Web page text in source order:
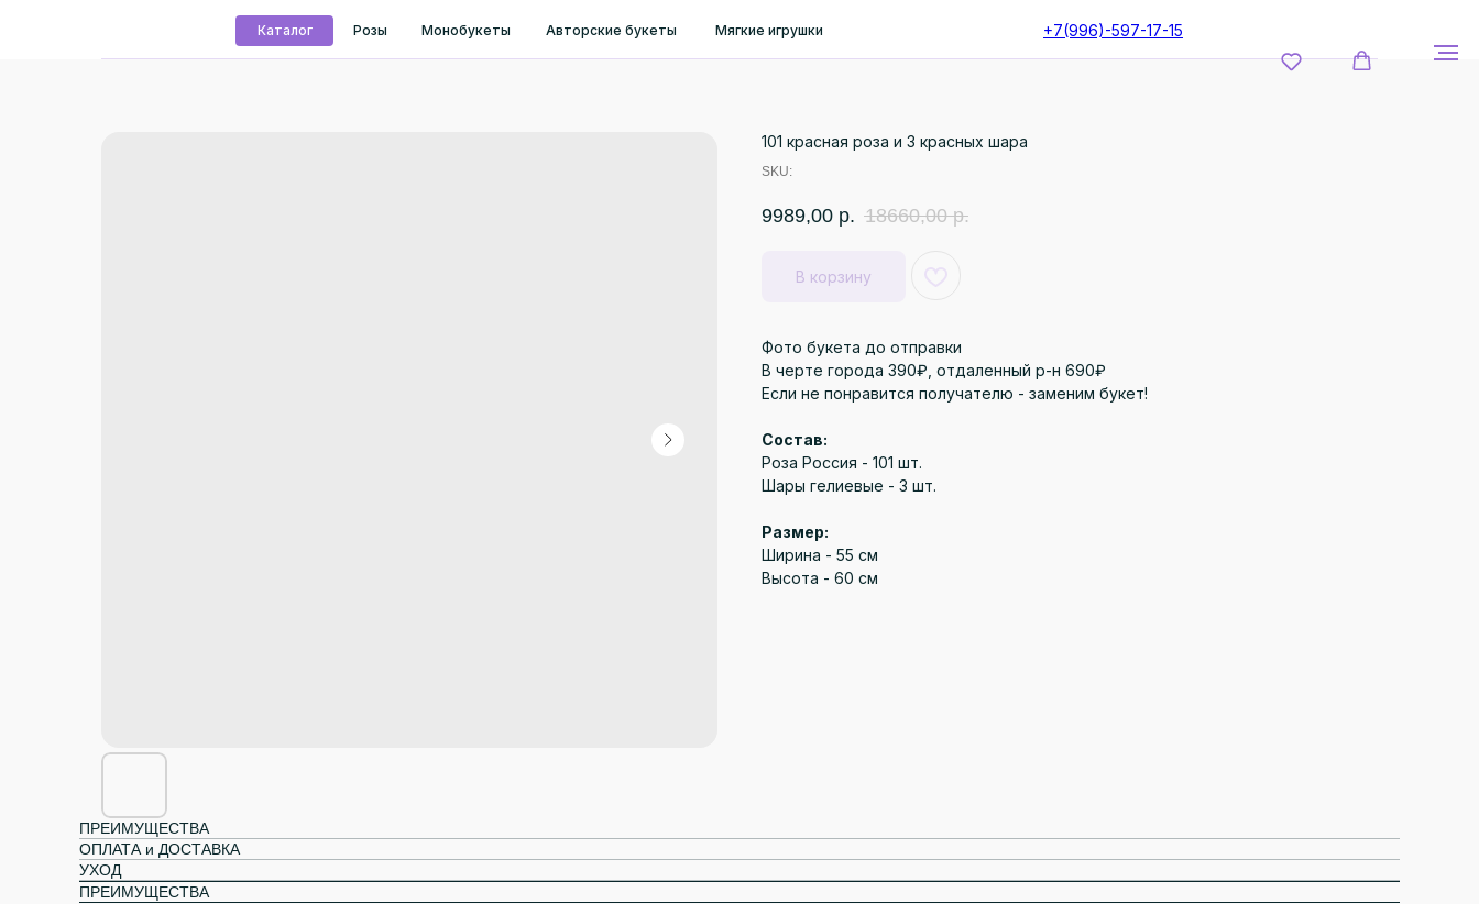
Каталог Розы Монобукеты Авторские букеты Мягкие игрушки +7(996)-597-17-15
101 красная роза и 3 красных шара
SKU:
9989,00 р. 18660,00 р.
В корзину
Фото букета до отправки
В черте города 390₽, отдаленный р-н 690₽
Если не понравится получателю - заменим букет!
Состав:
Роза Россия - 101 шт.
Шары гелиевые - 3 шт.
Размер:
Ширина - 55 см
Высота - 60 см
ПРЕИМУЩЕСТВА
ОПЛАТА и ДОСТАВКА
УХОД
ПРЕИМУЩЕСТВА